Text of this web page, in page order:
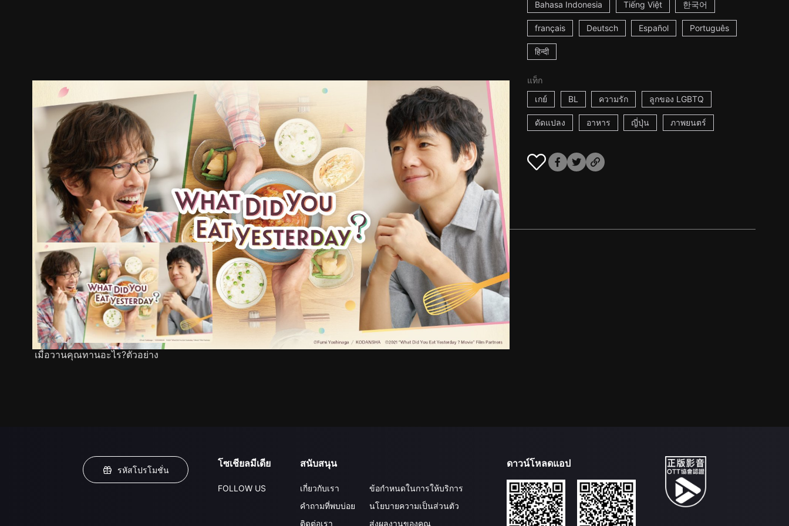
Bahasa Indonesia Tiếng Việt 한국어
français Deutsch Español Português
हिन्दी
แท็ก
เกย์
BL ความรัก ลูกของ LGBTQ
ดัดแปลง อาหาร ญี่ปุ่น ภาพยนตร์
ตัวอย่าง ภาพนิ่ง เนื้อหาที่แนะนำ รายละเอียด
เมื่อวานคุณทานอะไร?ตัวอย่าง
รหัสโปรโมชั่น
โซเชียลมีเดีย
FOLLOW US
สนับสนุน
เกี่ยวกับเรา
คำถามที่พบบ่อย
ติดต่อเรา
ข้อกำหนดในการให้บริการ
นโยบายความเป็นส่วนตัว
ส่งผลงานของคุณ
ดาวน์โหลดแอป